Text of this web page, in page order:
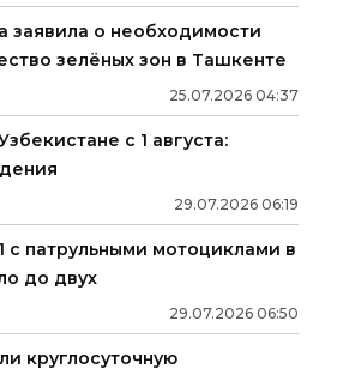
заявила о необходимости
зелёных зон в Ташкенте
25.07.2026 04:37
с 1 августа:
29.07.2026 06:19
патрульными мотоциклами в
до двух
29.07.2026 06:50
круглосуточную